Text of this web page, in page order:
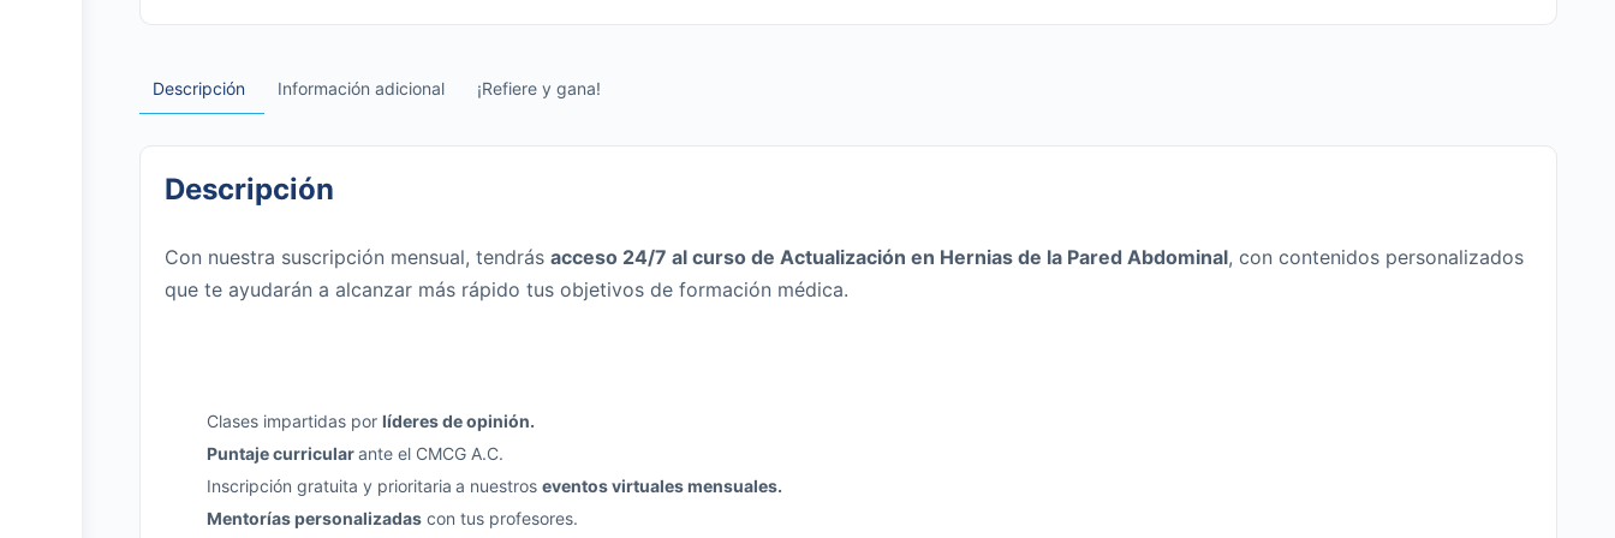
Mensual
Descripción Información adicional ¡Refiere y gana!
Descripción
Con nuestra suscripción mensual, tendrás acceso 24/7 al curso de Actualización en Hernias de la Pared Abdominal, con contenidos personalizados
que te ayudarán a alcanzar más rápido tus objetivos de formación médica.
Clases impartidas por líderes de opinión.
Puntaje curricularante el CMCG A.C.
Inscripción gratuita y prioritaria a nuestros eventos virtuales mensuales.
Mentorías personalizadas con tus profesores.